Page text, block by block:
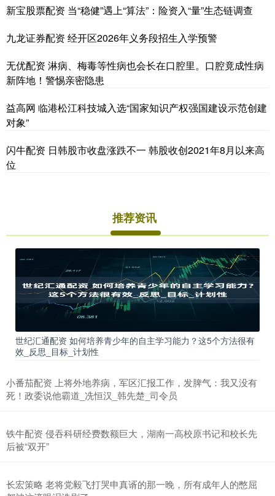
新宝股票配资 当“稳健”遇上“算法”：险资入“量”生态链调查
九龙证券配资 经开区2026年义务段招生入学预警
无优配资 淋病、梅毒等性病也会长在口腔里。口腔竟成性病
新阵地！警惕亲密隐患
益高网 临港松江科技城入选“国家知识产权强国建设示范创建
对象”
闪牛配资 日韩股市收盘涨跌不一 韩股收创2021年8月以来高
位
推荐资讯
世纪汇通配资 如何培养青少年的自主学习能力？这5个方法很有
效_反思_目标_计划性
小番茄配资 上将外地养病，军区汇报工作，发脾气：我又没有
死！政委说他霸道_冼恒汉_韩先楚_司令员
铁牛配资 侵吞科研经费数额巨大，湖南一高校原书记和校长先
后被“双开”
长宏策略 老将党毅飞打哭申真谞的那一晚，所有成年人的憋屈